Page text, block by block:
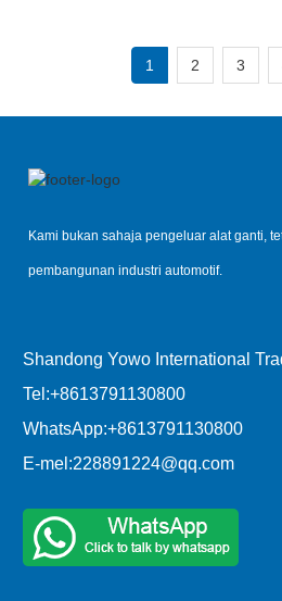
1 2 3
Kami bukan sahaja pengeluar alat ganti,
pembangunan industri automotif.
Shandong Yowo International
Tel:+8613791130800
WhatsApp:+8613791130800
E-mel:228891224@qq.com